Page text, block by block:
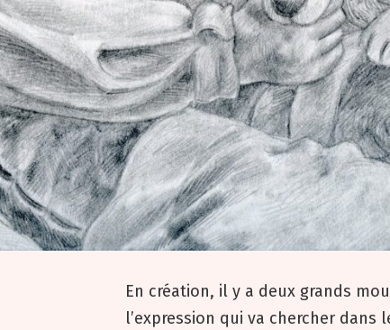
En création, il y a deux grands
l’expression qui va chercher